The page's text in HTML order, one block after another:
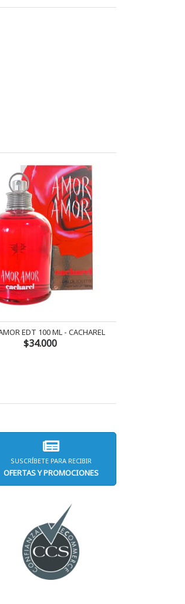
EDT 100 ML - CACHAREL
$34.000
SUSCRÍBETE PARA RECIBIR
OFERTAS Y PROMOCIONES